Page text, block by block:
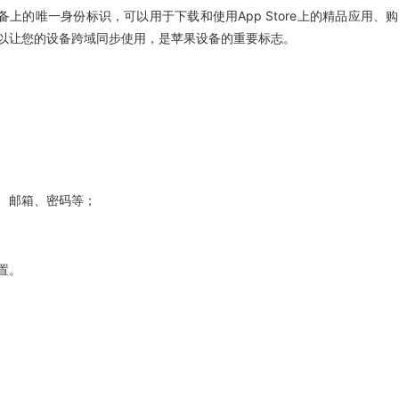
的唯一身份标识，可以用于下载和使用App Store上的精品应用、购
您的设备跨域同步使用，是苹果设备的重要标志。
邮箱、密码等；